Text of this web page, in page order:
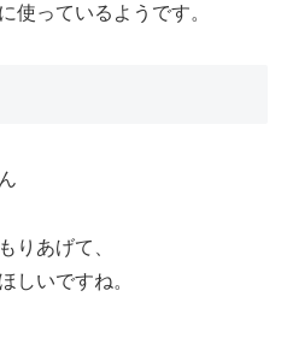
使っているようです。
りあげて、
しいですね。